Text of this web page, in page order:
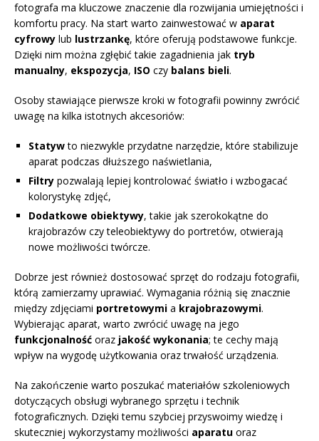
fotografa ma kluczowe znaczenie dla rozwijania umiejętności i
komfortu pracy. Na start warto zainwestować w aparat
cyfrowy lub lustrzankę, które oferują podstawowe funkcje.
Dzięki nim można zgłębić takie zagadnienia jak tryb
manualny, ekspozycja, ISO czy balans bieli.
Osoby stawiające pierwsze kroki w fotografii powinny zwrócić
uwagę na kilka istotnych akcesoriów:
Statywto niezwykle przydatne narzędzie, które stabilizuje
aparat podczas dłuższego naświetlania,
Filtry pozwalają lepiej kontrolować światło i wzbogacać
kolorystykę zdjęć,
Dodatkowe obiektywy, takie jak szerokokątne do
krajobrazów czy teleobiektywy do portretów, otwierają
nowe możliwości twórcze.
Dobrze jest również dostosować sprzęt do rodzaju fotografii,
którą zamierzamy uprawiać. Wymagania różnią się znacznie
między zdjęciami portretowymi a krajobrazowymi.
Wybierając aparat, warto zwrócić uwagę na jego
funkcjonalność oraz jakość wykonania; te cechy mają
wpływ na wygodę użytkowania oraz trwałość urządzenia.
Na zakończenie warto poszukać materiałów szkoleniowych
dotyczących obsługi wybranego sprzętu i technik
fotograficznych. Dzięki temu szybciej przyswoimy wiedzę i
skuteczniej wykorzystamy możliwości aparatu oraz